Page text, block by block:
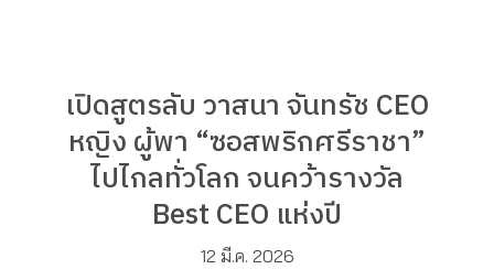
เปิดสูตรลับ วาสนา จันทรัช CEO
หญิง ผู้พา “ซอสพริกศรีราชา”
ไปไกลทั่วโลก จนคว้ารางวัล
Best CEO แห่งปี
12 มี.ค. 2026